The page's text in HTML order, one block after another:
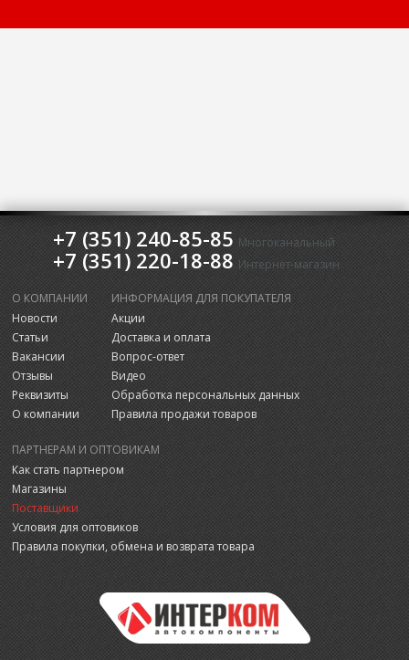
+7 (351) 240-85-85 Многоканальный
+7 (351) 220-18-88 Интернет-магазин
О КОМПАНИИ
Новости
Статьи
Вакансии
Отзывы
Реквизиты
О компании
ИНФОРМАЦИЯ ДЛЯ ПОКУПАТЕЛЯ
Акции
Доставка и оплата
Вопрос-ответ
Видео
Обработка персональных данных
Правила продажи товаров
ПАРТНЕРАМ И ОПТОВИКАМ
Как стать партнером
Магазины
Поставщики
Условия для оптовиков
Правила покупки, обмена и возврата товара